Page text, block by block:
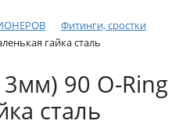
Фитинги, сростки
гайка сталь
90 O-Ring
сталь